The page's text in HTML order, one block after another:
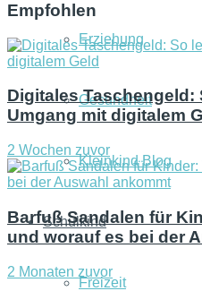
Erziehung
Gesundheit
Kleinkind Blog
Schulkind
Freizeit
Empfohlen
Digitales Taschengeld:
Umgang mit digitalem
2 Wochen zuvor
Barfuß Sandalen für
und worauf es bei der
2 Monaten zuvor